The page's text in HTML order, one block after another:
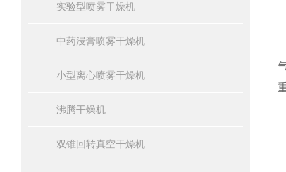
实验型喷雾干燥机
中药浸膏喷雾干燥机
小型离心喷雾干燥机
沸腾干燥机
双锥回转真空干燥机